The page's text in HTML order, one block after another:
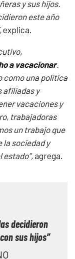
y sus hijos.
este año
explica.
a vacacionar.
como una política
afiliadas y
vacaciones y
trabajadoras
un trabajo que
la sociedad y
estado”,agrega.
decidieron
sus hijos”